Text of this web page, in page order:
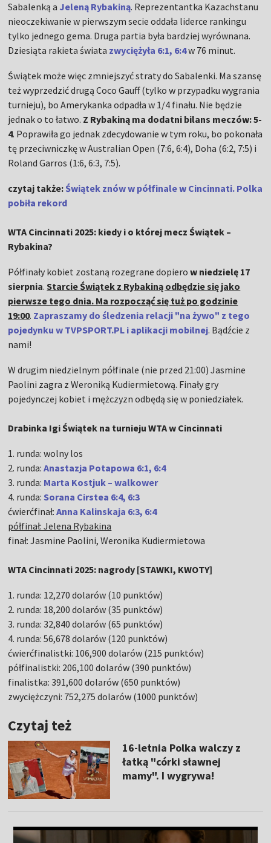
Sabalenką a Jeleną Rybakiną. Reprezentantka Kazachstanu
nieoczekiwanie w pierwszym secie oddała liderce rankingu
tylko jednego gema. Druga partia była bardziej wyrównana.
Dziesiąta rakieta świata zwyciężyła 6:1, 6:4w 76 minut.
Świątek może więc zmniejszyć straty do Sabalenki. Ma szansę
też wyprzedzić drugą Coco Gauff (tylko w przypadku wygrania
turnieju), bo Amerykanka odpadła w 1/4 finału. Nie będzie
jednak o to łatwo. Z Rybakiną ma dodatni bilans meczów: 5-
4. Poprawiła go jednak zdecydowanie w tym roku, bo pokonała
tę przeciwniczkę w Australian Open (7:6, 6:4), Doha (6:2, 7:5) i
Roland Garros (1:6, 6:3, 7:5).
czytaj także:Świątek znów w półfinale w Cincinnati. Polka
pobiła rekord
WTA Cincinnati 2025: kiedy i o której mecz Świątek –
Rybakina?
Półfinały kobiet zostaną rozegrane dopierow niedzielę 17
sierpnia.Starcie Świątek z Rybakiną odbędzie się jako
pierwsze tego dnia. Ma rozpocząć się tuż po godzinie
19:00. Zapraszamy do śledzenia relacji "na żywo" z tego
pojedynku w TVPSPORT.PL i aplikacji mobilnej. Bądźcie z
nami!
W drugim niedzielnym półfinale (nie przed 21:00) Jasmine
Paolini zagra z Weroniką Kudiermietową. Finały gry
pojedynczej kobiet i mężczyzn odbędą się w poniedziałek.
Drabinka Igi Świątek na turnieju WTA w Cincinnati
1. runda: wolny los
2. runda:Anastazja Potapowa 6:1, 6:4
3. runda: Marta Kostjuk – walkower
4. runda: Sorana Cirstea 6:4, 6:3
ćwierćfinał:Anna Kalinskaja 6:3, 6:4
półfinał: Jelena Rybakina
finał: Jasmine Paolini, Weronika Kudiermietowa
WTA Cincinnati 2025: nagrody [STAWKI, KWOTY]
1. runda: 12,270 dolarów (10 punktów)
2. runda: 18,200 dolarów (35 punktów)
3. runda: 32,840 dolarów (65 punktów)
4. runda: 56,678 dolarów (120 punktów)
ćwierćfinalistki: 106,900 dolarów (215 punktów)
półfinalistki: 206,100 dolarów (390 punktów)
finalistka: 391,600 dolarów (650 punktów)
zwyciężczyni: 752,275 dolarów (1000 punktów)
Czytaj też
16-letnia Polka walczy z
łatką "córki sławnej
mamy". I wygrywa!